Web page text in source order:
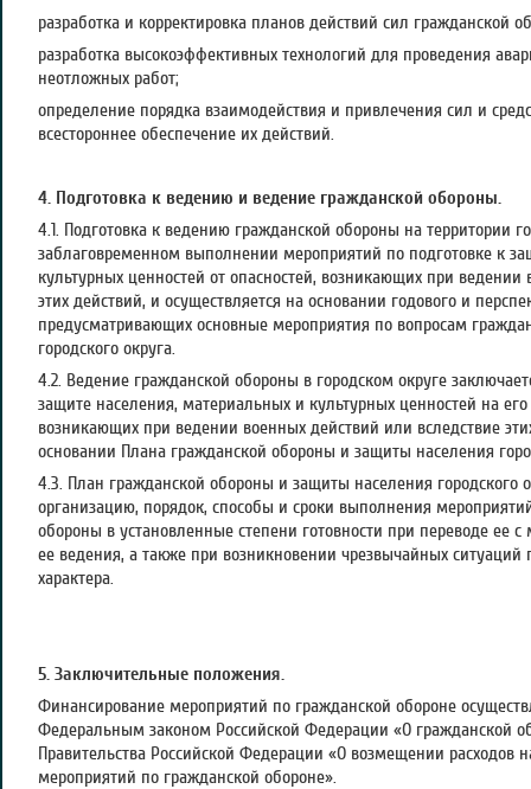
разработка и корректировка планов действий сил гражданской
разработка высокоэффективных технологий для проведения
неотложных работ;
определение порядка взаимодействия и привлечения сил и
всестороннее обеспечение их действий.
4. Подготовка к ведению и ведение гражданской обороны.
4.1. Подготовка к ведению гражданской обороны на территории
заблаговременном выполнении мероприятий по подготовке к
культурных ценностей от опасностей, возникающих при
этих действий, и осуществляется на основании годового и
предусматривающих основные мероприятия по вопросам
городского округа.
4.2. Ведение гражданской обороны в городском округе
защите населения, материальных и культурных ценностей на его
возникающих при ведении военных действий или вследствие
основании Плана гражданской обороны и защиты населения
4.3. План гражданской обороны и защиты населения городского
организацию, порядок, способы и сроки выполнения
обороны в установленные степени готовности при переводе ее
ее ведения, а также при возникновении чрезвычайных ситуаций
характера.
5. Заключительные положения.
Финансирование мероприятий по гражданской обороне
Федеральным законом Российской Федерации «О гражданской
Правительства Российской Федерации «О возмещении расходов
мероприятий по гражданской обороне».